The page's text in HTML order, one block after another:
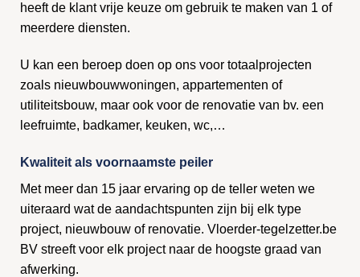
heeft de klant vrije keuze om gebruik te maken van 1 of
meerdere diensten.
U kan een beroep doen op ons voor totaalprojecten
zoals nieuwbouwwoningen, appartementen of
utiliteitsbouw, maar ook voor de renovatie van bv. een
leefruimte, badkamer, keuken, wc,…
Kwaliteit als voornaamste peiler
Met meer dan 15 jaar ervaring op de teller weten we
uiteraard wat de aandachtspunten zijn bij elk type
project, nieuwbouw of renovatie. Vloerder-tegelzetter.be
BV streeft voor elk project naar de hoogste graad van
afwerking.